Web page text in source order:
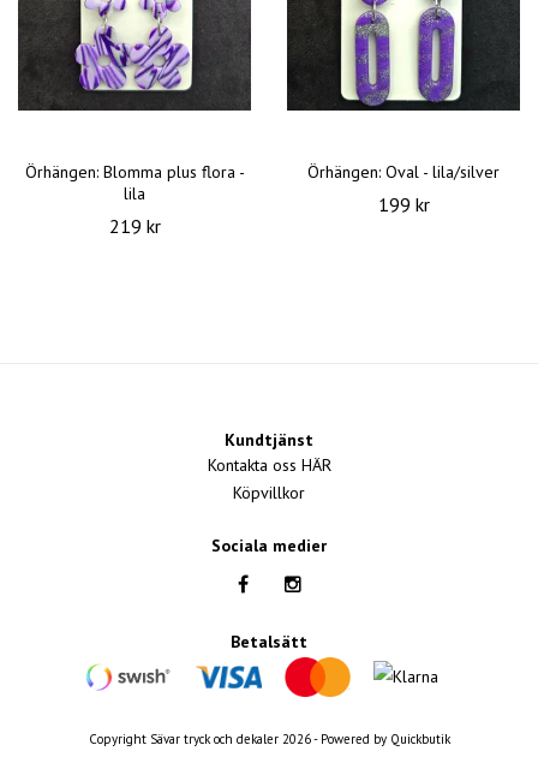
Örhängen: Blomma plus flora -
lila
219 kr
Örhängen: Oval - lila/silver
199 kr
Kundtjänst
Kontakta oss HÄR
Köpvillkor
Sociala medier
Betalsätt
Copyright Sävar tryck och dekaler 2026 - Powered by Quickbutik